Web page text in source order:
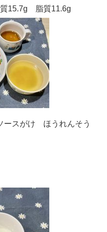
15.7g 脂質11.6g
ースがけ ほうれんそう